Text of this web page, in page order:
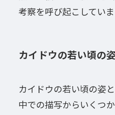
考察を呼び起こしていま
カイドウの若い頃の
カイドウの若い頃の姿
中での描写からいくつ